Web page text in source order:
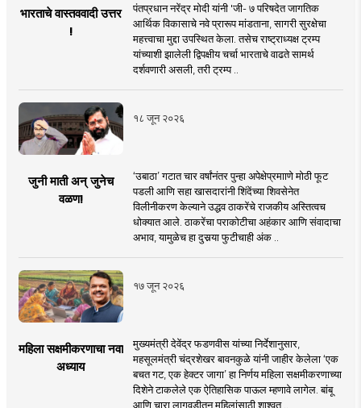
भारताचे वास्तववादी उत्तर
!
पंतप्रधान नरेंद्र मोदी यांनी 'जी- ७ परिषदेत जागतिक
आर्थिक विकासाचे नवे प्रारूप मांडताना, सागरी सुरक्षेचा
महत्त्वाचा मुद्दा उपस्थित केला. तसेच राष्ट्राध्यक्ष ट्रम्प
यांच्याशी झालेली द्विपक्षीय चर्चा भारताचे वाढते सामर्थ
दर्शवणारी असली, तरी ट्रम्प ..
१८ जून २०२६
जुनी माती अन् जुनेच
वळण!
‘उबाठा’ गटात चार वर्षांनंतर पुन्हा अपेक्षेप्रमााणे मोठी फूट
पडली आणि सहा खासदारांनी शिंदेंच्या शिवसेनेत
विलीनीकरण केल्याने उद्धव ठाकरेंचे राजकीय अस्तित्वच
धोक्यात आले. ठाकरेंचा पराकोटीचा अहंकार आणि संवादाचा
अभाव, यामुळेच हा दुसर्‍या फुटीचाही अंक ..
१७ जून २०२६
महिला सक्षमीकरणाचा नवा
अध्याय
मुख्यमंत्री देवेंद्र फडणवीस यांच्या निर्देशानुसार,
महसूलमंत्री चंद्रशेखर बावनकुळे यांनी जाहीर केलेला ‘एक
बचत गट, एक हेक्टर जागा’ हा निर्णय महिला सक्षमीकरणाच्या
दिशेने टाकलेले एक ऐतिहासिक पाऊल म्हणावे लागेल. बांबू
आणि चारा लागवडीतून महिलांसाठी शाश्वत ..